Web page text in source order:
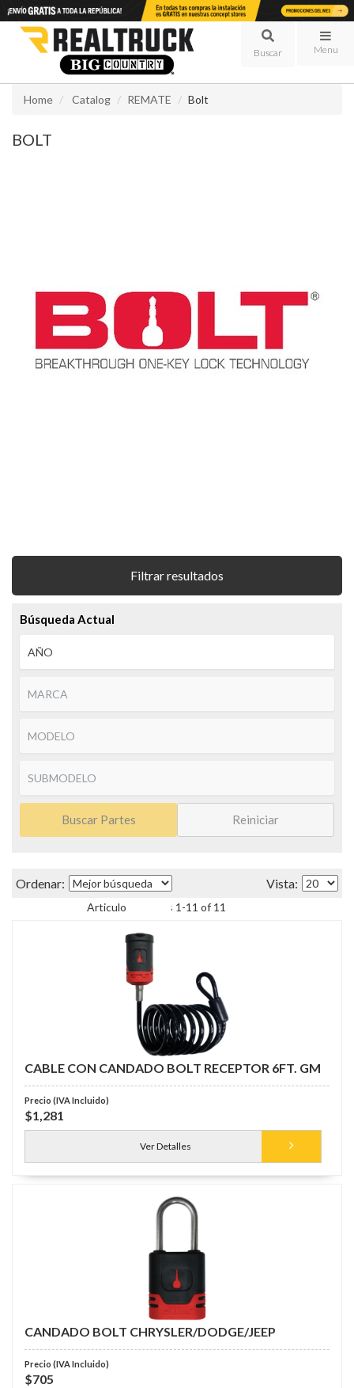
Menu
Home Catalog REMATE Bolt
BOLT
Filtrar resultados
Búsqueda Actual
Buscar Partes Reiniciar
Items 1-11 of 11
CABLE CON CANDADO BOLT RECEPTOR 6FT. GM
$1,281
Ver Detalles
CANDADO BOLT CHRYSLER/DODGE/JEEP
$705